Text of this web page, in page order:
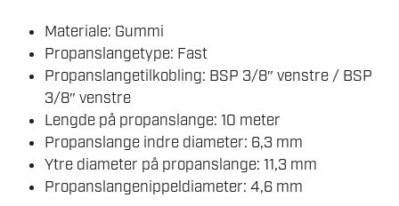
Materiale: Gummi
Propanslangetype: Fast
Propanslangetilkobling: BSP 3/8″ venstre / BSP
3/8″ venstre
Lengde på propanslange: 10 meter
Propanslange indre diameter: 6,3 mm
Ytre diameter på propanslange: 11,3 mm
Propanslangenippeldiameter: 4,6 mm